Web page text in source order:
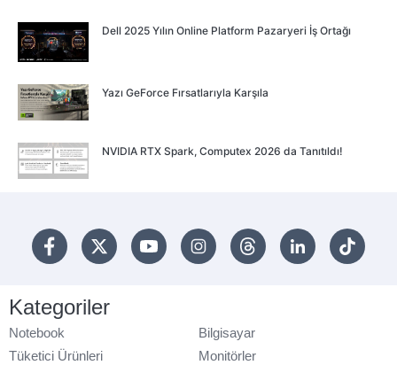
Dell 2025 Yılın Online Platform Pazaryeri İş Ortağı
Yazı GeForce Fırsatlarıyla Karşıla
NVIDIA RTX Spark, Computex 2026 da Tanıtıldı!
Kategoriler
Notebook
Bilgisayar
Tüketici Ürünleri
Monitörler